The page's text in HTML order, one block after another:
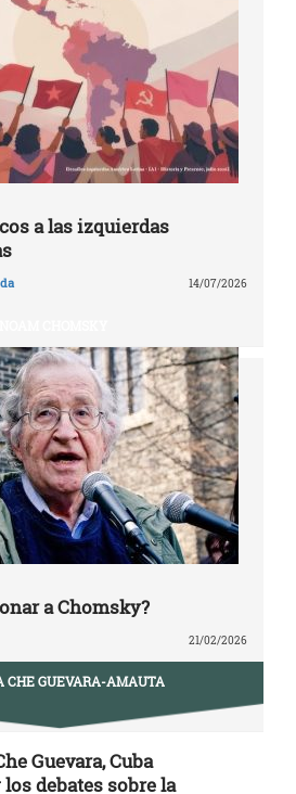
a las izquierdas
14/07/2026
a Chomsky?
21/02/2026
CHE GUEVARA-AMAUTA
Guevara, Cuba
debates sobre la